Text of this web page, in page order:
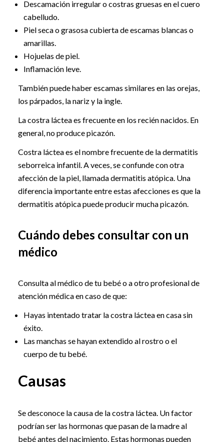
Descamación irregular o costras gruesas en el cuero
cabelludo.
Piel seca o grasosa cubierta de escamas blancas o
amarillas.
Hojuelas de piel.
Inflamación leve.
También puede haber escamas similares en las orejas,
los párpados, la nariz y la ingle.
La costra láctea es frecuente en los recién nacidos. En
general, no produce picazón.
Costra láctea es el nombre frecuente de la dermatitis
seborreica infantil. A veces, se confunde con otra
afección de la piel, llamada dermatitis atópica. Una
diferencia importante entre estas afecciones es que la
dermatitis atópica puede producir mucha picazón.
Cuándo debes consultar con un
médico
Consulta al médico de tu bebé o a otro profesional de
atención médica en caso de que:
Hayas intentado tratar la costra láctea en casa sin
éxito.
Las manchas se hayan extendido al rostro o el
cuerpo de tu bebé.
Causas
Se desconoce la causa de la costra láctea. Un factor
podrían ser las hormonas que pasan de la madre al
bebé antes del nacimiento. Estas hormonas pueden